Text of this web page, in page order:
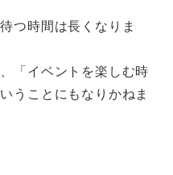
つ時間は長くなりま
「イベントを楽しむ時
うことにもなりかねま